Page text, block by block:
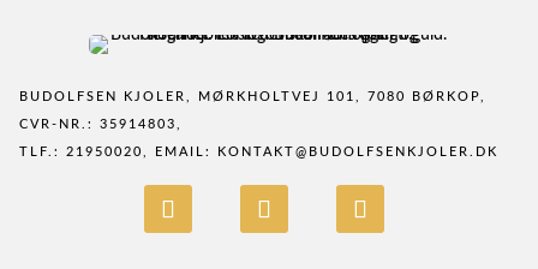
BUDOLFSEN KJOLER, MØRKHOLTVEJ 101, 7080 BØRKOP,
CVR-NR.: 35914803,
TLF.: 21950020, EMAIL: KONTAKT@BUDOLFSENKJOLER.DK